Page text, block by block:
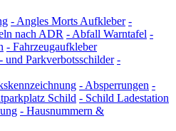
- Angles Morts Aufkleber -
nach ADR - Abfall Warntafel -
- Fahrzeugaufkleber
und Parkverbotsschilder -
- Absperrungen -
Schild - Schild Ladestation
- Hausnummern &